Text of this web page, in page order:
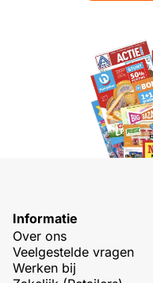
Informatie
Over ons
Veelgestelde vragen
Werken bij